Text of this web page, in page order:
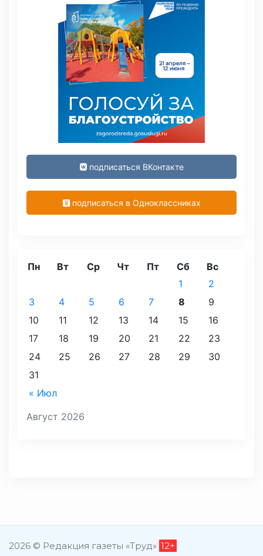
подписаться ВКонтакте
подписаться в Одноклассниках
Август 2026
Пн Вт Ср Чт Пт Сб Вс
« Июл
1
2
3
4 5 6 7 8
9
10
11 12 13 14 15
16
17
18 19 20 21 22
23
24
25 26 27 28 29
30
31
2026 © Редакция газеты «Труд» 12+